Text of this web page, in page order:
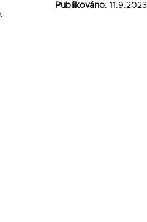
Publikováno: 11.9.2023